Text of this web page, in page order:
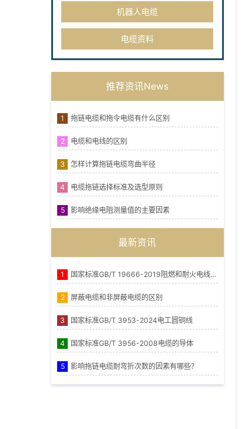
机器人电缆
电缆资料
推荐资讯News
1 拖链电缆和拖令电缆有什么区别
2 电缆和电线的区别
3 怎样计算拖链电缆弯曲半径
4 电缆拖链选择标准及选型原则
5 影响绝缘电阻测量值的主要因素
最新资讯
1 国家标准GB/T 19666-2019阻燃和耐火电线电缆或光缆通则
2 屏蔽电缆和非屏蔽电缆的区别
3 国家标准GB/T 3953-2024电工圆铜线
4 国家标准GB/T 3956-2008电缆的导体
5 影响拖链电缆耐弯折次数的因素有哪些？